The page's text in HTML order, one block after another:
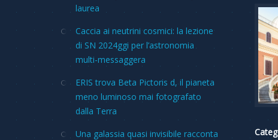
laurea
Caccia ai neutrini cosmici: la lezione
di SN 2024ggi per l’astronomia
multi-messaggera
ERIS trova Beta Pictoris d, il pianeta
meno luminoso mai fotografato
dalla Terra
Una galassia quasi invisibile racconta